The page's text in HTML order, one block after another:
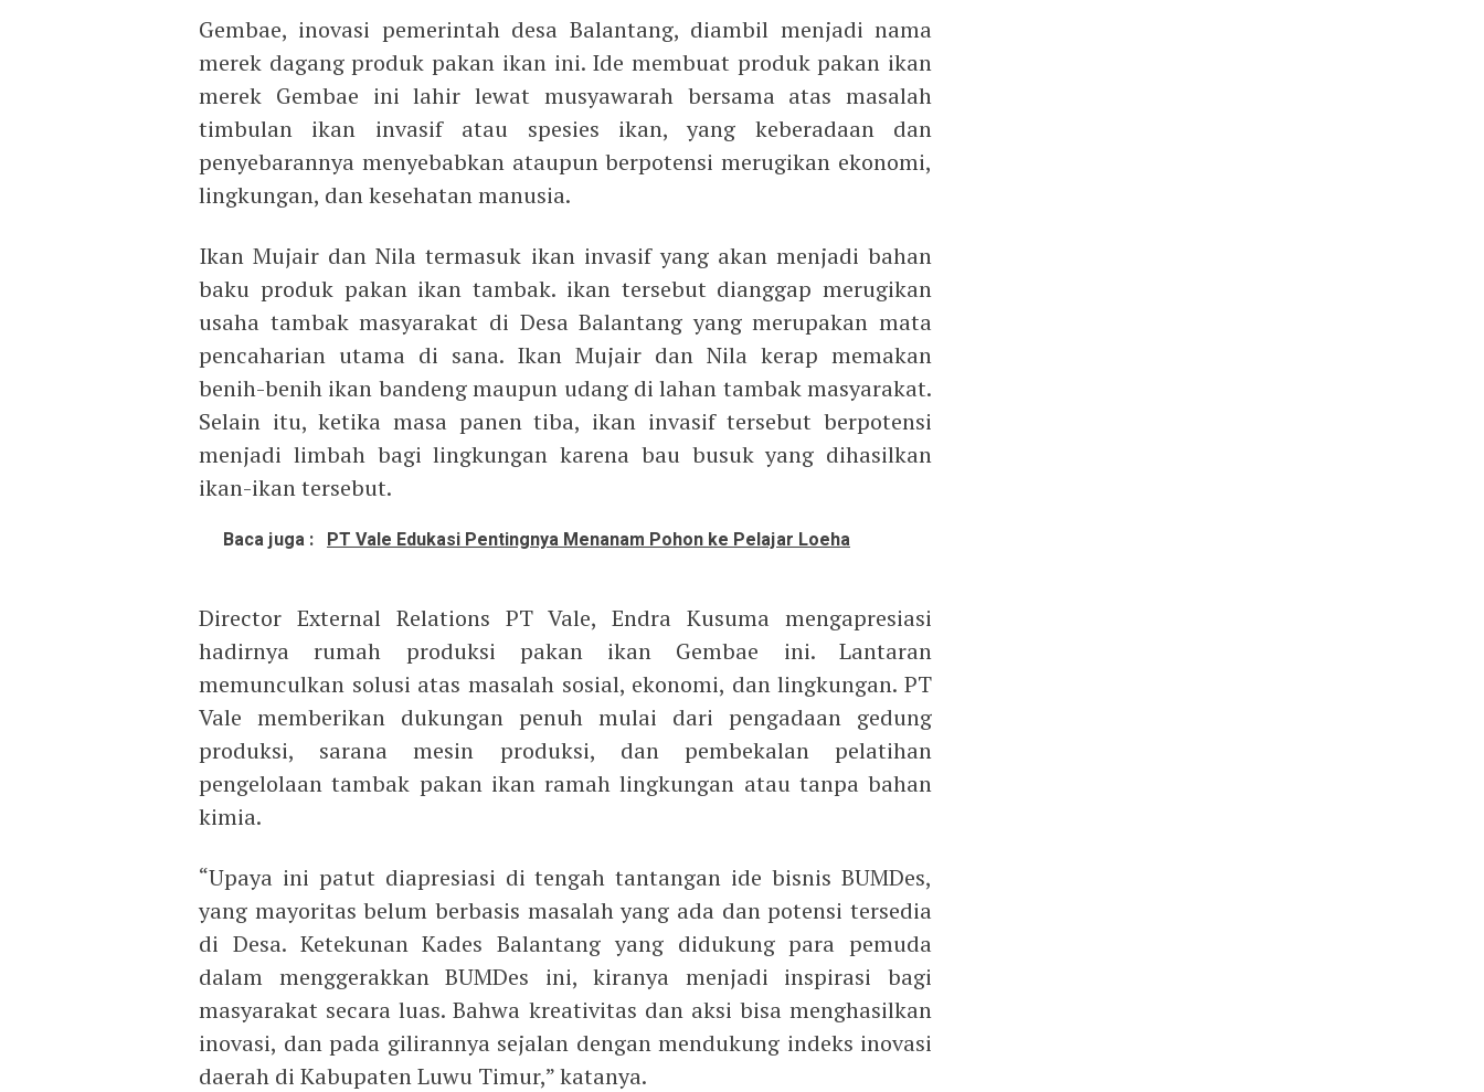
Gembae, inovasi pemerintah desa Balantang, diambil menjadi nama
merek dagang produk pakan ikan ini. Ide membuat produk pakan ikan
merek Gembae ini lahir lewat musyawarah bersama atas masalah
timbulan ikan invasif atau spesies ikan, yang keberadaan dan
penyebarannya menyebabkan ataupun berpotensi merugikan ekonomi,
lingkungan, dan kesehatan manusia.
Ikan Mujair dan Nila termasuk ikan invasif yang akan menjadi bahan
baku produk pakan ikan tambak. ikan tersebut dianggap merugikan
usaha tambak masyarakat di Desa Balantang yang merupakan mata
pencaharian utama di sana. Ikan Mujair dan Nila kerap memakan
benih-benih ikan bandeng maupun udang di lahan tambak masyarakat.
Selain itu, ketika masa panen tiba, ikan invasif tersebut berpotensi
menjadi limbah bagi lingkungan karena bau busuk yang dihasilkan
ikan-ikan tersebut.
Baca juga : PT Vale Edukasi Pentingnya Menanam Pohon ke Pelajar Loeha
Director External Relations PT Vale, Endra Kusuma mengapresiasi
hadirnya rumah produksi pakan ikan Gembae ini. Lantaran
memunculkan solusi atas masalah sosial, ekonomi, dan lingkungan. PT
Vale memberikan dukungan penuh mulai dari pengadaan gedung
produksi, sarana mesin produksi, dan pembekalan pelatihan
pengelolaan tambak pakan ikan ramah lingkungan atau tanpa bahan
kimia.
“Upaya ini patut diapresiasi di tengah tantangan ide bisnis BUMDes,
yang mayoritas belum berbasis masalah yang ada dan potensi tersedia
di Desa. Ketekunan Kades Balantang yang didukung para pemuda
dalam menggerakkan BUMDes ini, kiranya menjadi inspirasi bagi
masyarakat secara luas. Bahwa kreativitas dan aksi bisa menghasilkan
inovasi, dan pada gilirannya sejalan dengan mendukung indeks inovasi
daerah di Kabupaten Luwu Timur,” katanya.